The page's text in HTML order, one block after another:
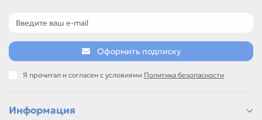
Оформить подписку
Я прочитал и согласен с условиями Политика безопасности
Информация